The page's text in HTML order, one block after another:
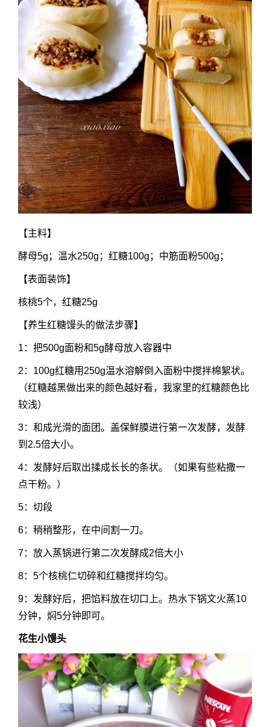
【主料】
酵母5g；温水250g；红糖100g；中筋面粉500g；
【表面装饰】
核桃5个，红糖25g
【养生红糖馒头的做法步骤】
1：把500g面粉和5g酵母放入容器中
2：100g红糖用250g温水溶解倒入面粉中搅拌棉絮状。
（红糖越黑做出来的颜色越好看，我家里的红糖颜色比
较浅）
3：和成光滑的面团。盖保鲜膜进行第一次发酵，发酵
到2.5倍大小。
4：发酵好后取出揉成长长的条状。（如果有些粘撒一
点干粉。）
5：切段
6：稍稍整形，在中间割一刀。
7：放入蒸锅进行第二次发酵成2倍大小
8：5个核桃仁切碎和红糖搅拌均匀。
9：发酵好后，把馅料放在切口上。热水下锅文火蒸10
分钟，焖5分钟即可。
花生小馒头